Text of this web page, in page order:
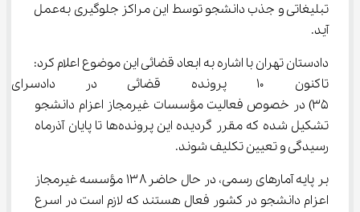
تبلیغاتی و جذب دانشجو توسط این مراکز جلوگیری به‌عمل
آید.
دادستان تهران با اشاره به ابعاد قضائی این موضوع اعلام کرد:
تاکنون ۱۰ پرونده قضائی در
۳۵) در خصوص فعالیت مؤسسات غیرمجاز اعزام دانشجو
تشکیل شده که مقرر گردیده این پرونده‌ها تا پایان آذرماه
رسیدگی و تعیین تکلیف شوند.
بر پایه آمارهای رسمی، در حال حاضر ۱۳۸ مؤسسه غیرمجاز
اعزام دانشجو در کشور فعال هستند که لازم است در اسرع